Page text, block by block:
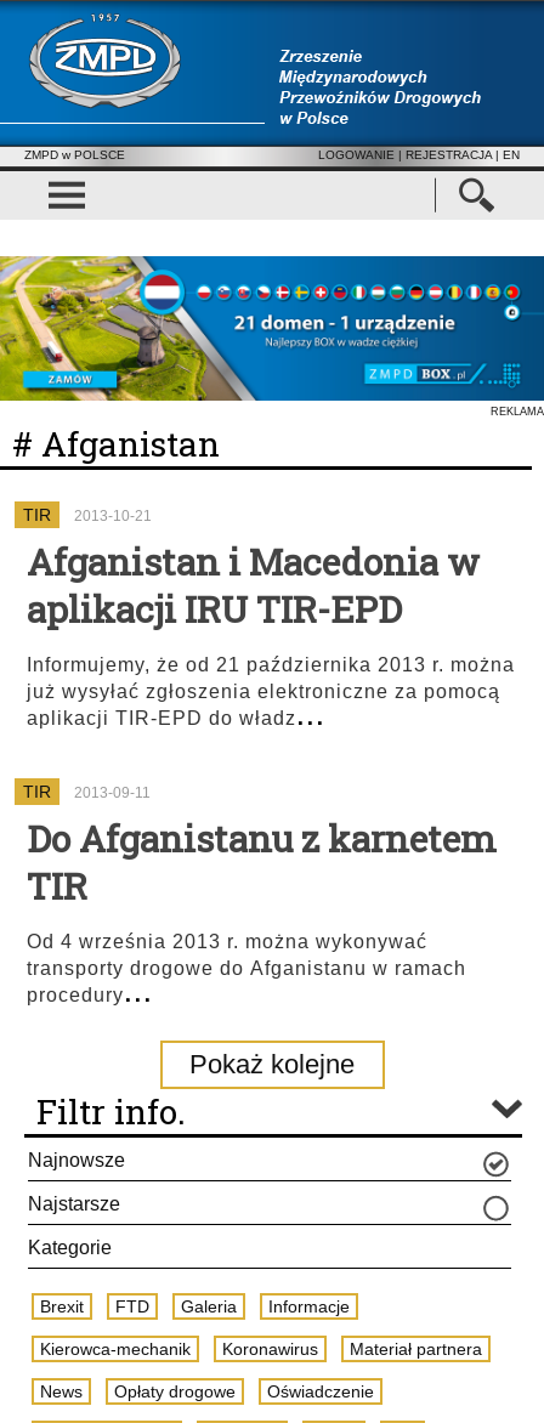
ZMPD w POLSCE LOGOWANIE | REJESTRACJA | EN
REKLAMA
# Afganistan
TIR 2013-10-21
Afganistan i Macedonia w
aplikacji IRU TIR-EPD
Informujemy, że od 21 października 2013 r. można
już wysyłać zgłoszenia elektroniczne za pomocą
aplikacji TIR-EPD do władz...
TIR 2013-09-11
Do Afganistanu z karnetem
TIR
Od 4 września 2013 r. można wykonywać
transporty drogowe do Afganistanu w ramach
procedury...
Pokaż kolejne
Filtr info.
Najnowsze
Najstarsze
Kategorie
Brexit FTD Galeria Informacje
Kierowca-mechanik Koronawirus Materiał partnera
News Opłaty drogowe Oświadczenie